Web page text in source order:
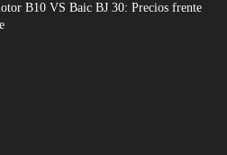
B10 VS Baic BJ 30: Precios frente